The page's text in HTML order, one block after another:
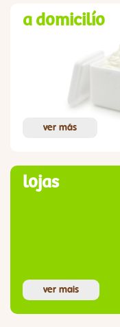
a domicilío
ver más
lojas
ver mais